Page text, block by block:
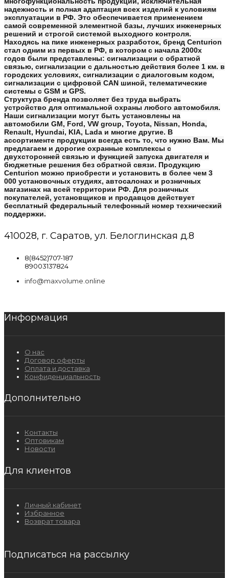
надежность и полная адаптация всех изделий к условиям
эксплуатации в РФ. Это обеспечивается применением
самой современной элементной базы, лучших инженерных
решений и строгой системой выходного контроля.
Находясь на пике инженерных разработок, бренд Centurion
стал одним из первых в РФ, в котором с начала 2000х
годов были представлены: сигнализации с обратной
связью, сигнализации с дальностью действия более 1 км. в
городских условиях, сигнализации с диалоговым кодом,
сигнализации с цифровой CAN шиной, телематические
системы с GSM и GPS.
Структура бренда позволяет без труда выбрать
устройство для оптимальной охраны любого автомобиля.
Наши сигнализации могут быть установлены на
автомобили GM, Ford, VW group, Toyota, Nissan, Honda,
Renault, Hyundai, KIA, Lada и многие другие. В
ассортименте продукции всегда есть то, что нужно Вам. Мы
предлагаем и дорогие охранные комплексы с
двухсторонней связью и функцией запуска двигателя и
бюджетные решения без обратной связи. Продукцию
Centurion можно приобрести и установить в более чем 3
000 установочных студиях, автосалонах и розничных
магазинах на всей территории РФ. Для розничных
покупателей, установщиков и продавцов действует
бесплатный федеральный телефонный номер технический
поддержки.
410028, г. Саратов, ул. Белоглинская д.8
8(8452)707-187
89003137824
info@maxvolume.online
Информация
О нас
Договор оферты
Оплата и доставка
Конфиденциальность
Дополнительно
Контакты
Оптовикам
Новости
Для клиентов
Личный кабинет
Избранное
Возврат товара
Подписаться на рассылку